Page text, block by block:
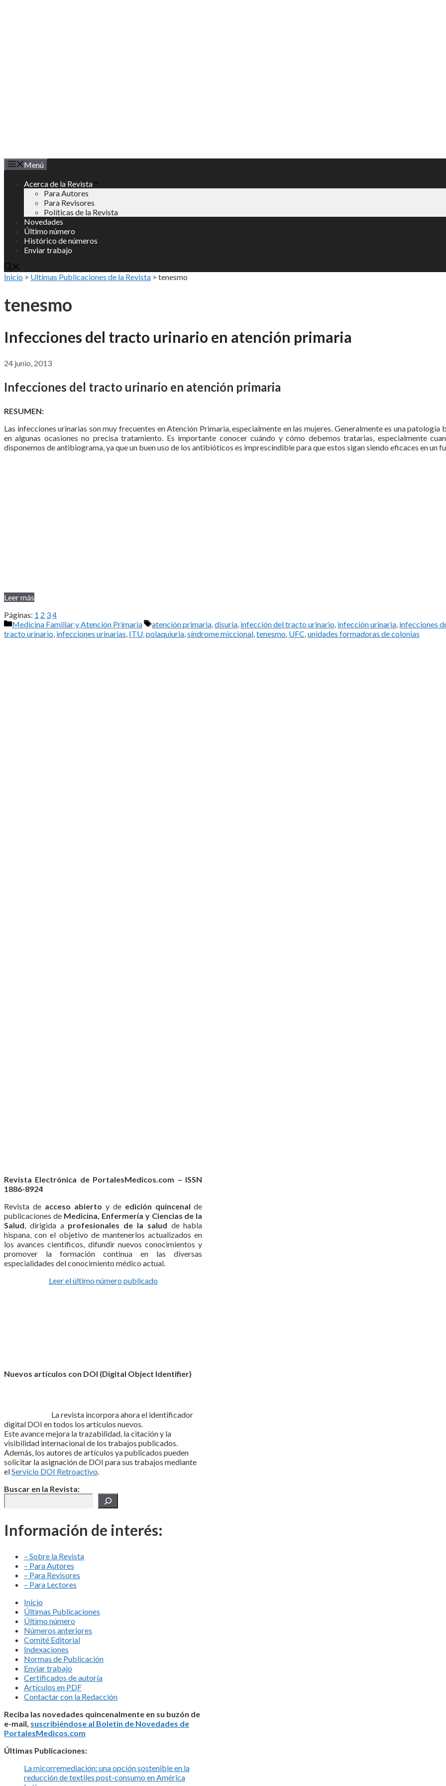
Menú
Acerca de la Revista
Para Autores
Para Revisores
Políticas de la Revista
Novedades
Último número
Histórico de números
Enviar trabajo
Inicio > Ultimas Publicaciones de la Revista > tenesmo
tenesmo
Infecciones del tracto urinario en atención primaria
24 junio, 2013
Infecciones del tracto urinario en atención primaria
RESUMEN:
Las infecciones urinarias son muy frecuentes en Atención Primaria, especialmente en las mujeres. Generalmente es una patología
en algunas ocasiones no precisa tratamiento. Es importante conocer cuándo y cómo debemos tratarlas, especialmente
disponemos de antibiograma, ya que un buen uso de los antibióticos es imprescindible para que estos sigan siendo eficaces en un
Leer más
Páginas: 1 2 34
Categorías
Medicina Familiar y Atención Primaria Etiquetas
atención primaria,disuria, infección del tracto urinario, infección urinaria, infecciones
tracto urinario, infecciones urinarias, ITU,polaquiuria,síndrome miccional,tenesmo, UFC,unidades formadoras de colonias
Revista Electrónica de PortalesMedicos.com – ISSN
1886-8924
Revista de acceso abierto y de edición quincenal de
publicaciones de Medicina, Enfermería y Ciencias de la
Salud, dirigida a profesionales de la salud de habla
hispana, con el objetivo de mantenerlos actualizados en
los avances científicos, difundir nuevos conocimientos y
promover la formación continua en las diversas
especialidades del conocimiento médico actual.
Leer el último número publicado
Nuevos artículos con DOI (Digital Object Identifier)
La revista incorpora ahora el identificador
digital DOI en todos los artículos nuevos.
Este avance mejora la trazabilidad, la citación y la
visibilidad internacional de los trabajos publicados.
Además, los autores de artículos ya publicados pueden
solicitar la asignación de DOI para sus trabajos mediante
elServicio DOI Retroactivo.
Buscar en la Revista:
Información de interés:
– Sobre la Revista
– Para Autores
– Para Revisores
– Para Lectores
Inicio
Últimas Publicaciones
Último número
Números anteriores
Comité Editorial
Indexaciones
Normas de Publicación
Enviar trabajo
Certificados de autoría
Artículos en PDF
Contactar con la Redacción
Reciba las novedades quincenalmente en su buzón de
e-mail, suscribiéndose al Boletín de Novedades de
PortalesMedicos.com
Últimas Publicaciones:
La micorremediación: una opción sostenible en la
reducción de textiles post-consumo en América